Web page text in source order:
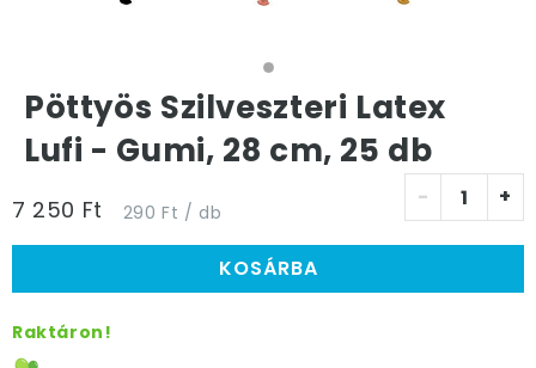
Pöttyös Szilveszteri Latex
Lufi - Gumi, 28 cm, 25 db
7 250 Ft 290 Ft / db
- +
KOSÁRBA
Raktáron!